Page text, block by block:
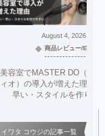
August 4, 2026
商品レビュー/EC
美容室でMASTER DO（マ
ィオ）の導入が増えた理由
早い・スタイルを作りや
イワタ コウジの記事一覧